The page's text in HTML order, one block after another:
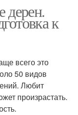
дерен.
к
всего это
50 видов
Любит
произрастать.